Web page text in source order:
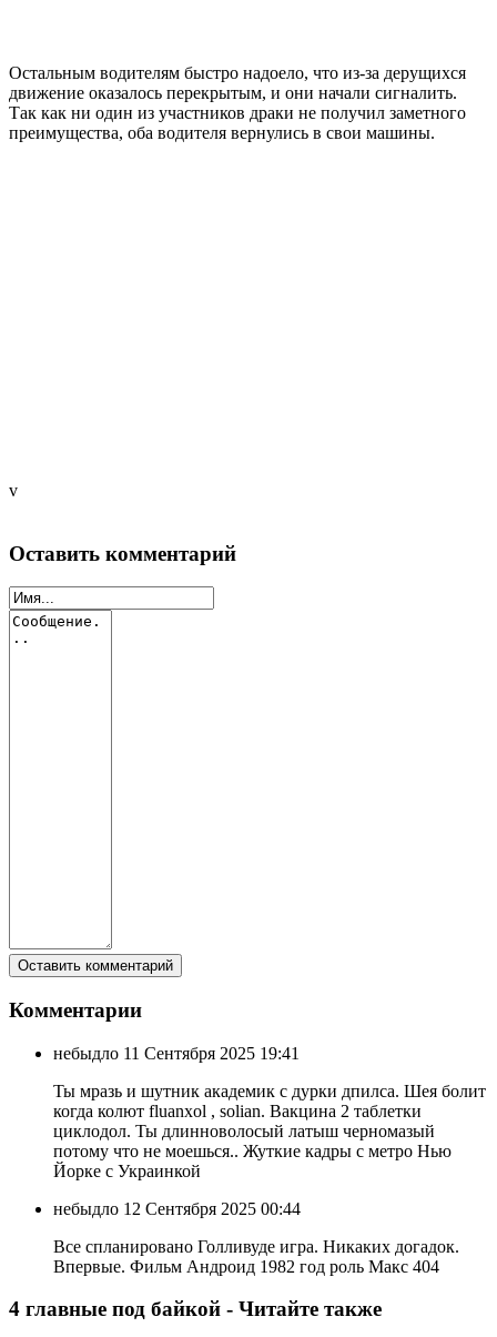
Остальным водителям быстро надоело, что из-за дерущихся
движение оказалось перекрытым, и они начали сигналить.
Так как ни один из участников драки не получил заметного
преимущества, оба водителя вернулись в свои машины.
v
Оставить комментарий
Комментарии
небыдло 11 Сентября 2025 19:41
Ты мразь и шутник академик с дурки дпилса. Шея болит
когда колют fluanxol , solian. Вакцина 2 таблетки
циклодол. Ты длинноволосый латыш черномазый
потому что не моешься.. Жуткие кадры с метро Нью
Йорке с Украинкой
небыдло 12 Сентября 2025 00:44
Все спланировано Голливуде игра. Никаких догадок.
Впервые. Фильм Андроид 1982 год роль Макс 404
4 главные под байкой - Читайте также